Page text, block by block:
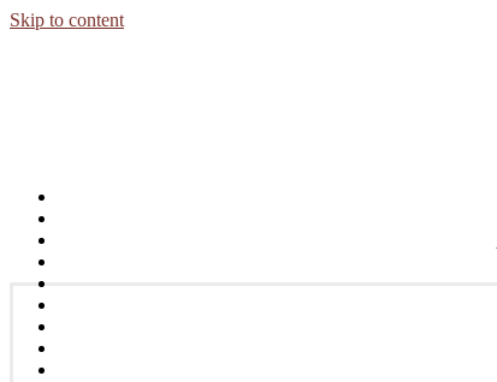
Skip to content